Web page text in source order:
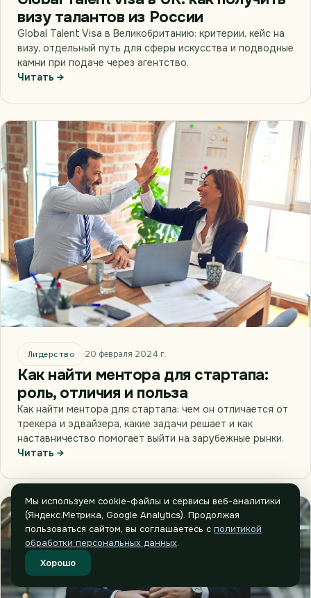
визу талантов из России
Global Talent Visa в Великобританию: критерии, кейс на
визу, отдельный путь для сферы искусства и подводные
камни при подаче через агентство.
Читать →
Лидерство 20 февраля 2024 г.
Как найти ментора для стартапа:
роль, отличия и польза
Как найти ментора для стартапа: чем он отличается от
трекера и эдвайзера, какие задачи решает и как
наставничество помогает выйти на зарубежные рынки.
Читать →
Мы используем cookie-файлы и сервисы веб-аналитики
(Яндекс.Метрика, Google Analytics). Продолжая
пользоваться сайтом, вы соглашаетесь с политикой
обработки персональных данных.
Хорошо